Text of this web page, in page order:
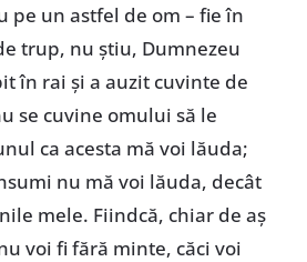
pe un astfel de om – fie în
trup, nu știu, Dumnezeu
în rai și a auzit cuvinte de
se cuvine omului să le
ca acesta mă voi lăuda;
nu mă voi lăuda, decât
mele. Fiindcă, chiar de aș
voi fi fără minte, căci voi